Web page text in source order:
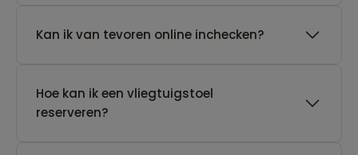
Kan ik van tevoren online inchecken?
Hoe kan ik een vliegtuigstoel
reserveren?